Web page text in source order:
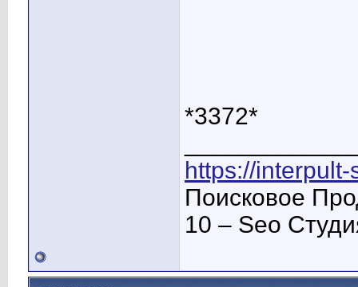
*3372*
https://
Поисковое
10 – Seo